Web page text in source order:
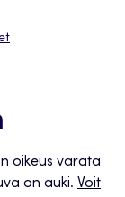
oikeus varata
on auki. Voit